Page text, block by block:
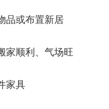
品或布置新居
家顺利、气场旺
家具